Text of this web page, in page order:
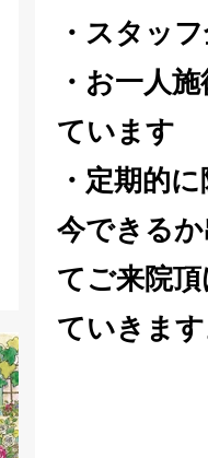
・スタッ
・お一人
ています
・定期的
今できる
てご来院
ていきま